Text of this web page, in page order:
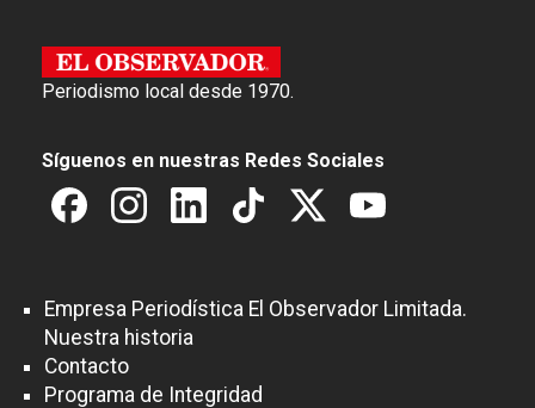
Periodismo local desde 1970.
Síguenos en nuestras Redes Sociales
Empresa Periodística El Observador Limitada.
Nuestra historia
Contacto
Programa de Integridad